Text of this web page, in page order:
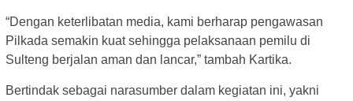
“Dengan keterlibatan media, kami berharap pengawasan
Pilkada semakin kuat sehingga pelaksanaan pemilu di
Sulteng berjalan aman dan lancar,” tambah Kartika.
Bertindak sebagai narasumber dalam kegiatan ini, yakni